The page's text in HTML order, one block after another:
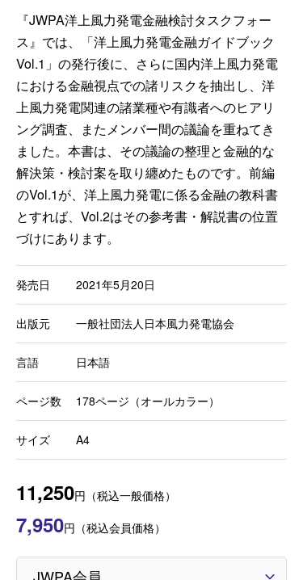
『JWPA洋上風力発電金融検討タスクフォー
ス』では、「洋上風力発電金融ガイドブック
Vol.1」の発行後に、さらに国内洋上風力発電
における金融視点での諸リスクを抽出し、洋
上風力発電関連の諸業種や有識者へのヒアリ
ング調査、またメンバー間の議論を重ねてき
ました。本書は、その議論の整理と金融的な
解決策・検討案を取り纏めたものです。前編
のVol.1が、洋上風力発電に係る金融の教科書
とすれば、Vol.2はその参考書・解説書の位置
づけにあります。
発売日 2021年5月20日
出版元 一般社団法人日本風力発電協会
言語 日本語
ページ数 178ページ（オールカラー）
サイズ A4
11,250円（税込一般価格）
7,950円（税込会員価格）